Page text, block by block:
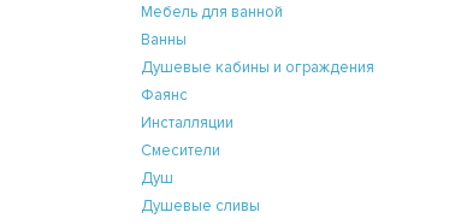
Мебель для ванной
Ванны
Душевые кабины и ограждения
Фаянс
Инсталляции
Смесители
Душ
Душевые сливы